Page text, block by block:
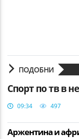
ПОДОБНИ
Спорт по тв в
09:34 497
Аржентина и